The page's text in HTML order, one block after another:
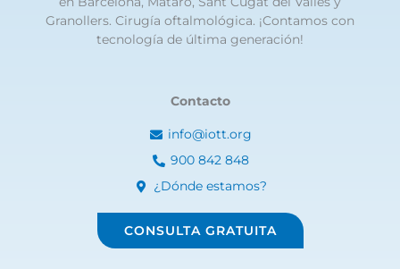
Granollers. Cirugía oftalmológica. ¡Contamos con
tecnología de última generación!
Contacto
info@iott.org
900 842 848
¿Dónde estamos?
CONSULTA GRATUITA